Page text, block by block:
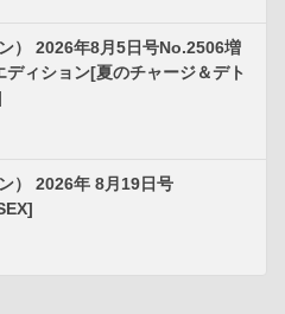
） 2026年8月5日号No.2506増
ディション[夏のチャージ＆デト
） 2026年 8月19日号